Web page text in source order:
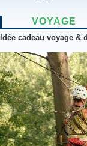
VOYAGE
Idée cadeau voyage &